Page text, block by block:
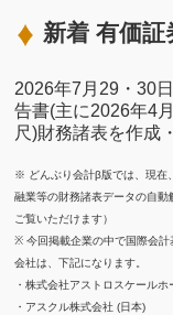
新着 有価
2026年7月29・30
告書(主に2026年4
尺)財務諸表を作成
※ どんぶり会計β版では、現在
融業等の財務諸表データの自
ご覧いただけます）
※ 今回掲載企業の中で国際会
会社は、下記になります。
・株式会社アストロスケール
・アスクル株式会社 (日本)